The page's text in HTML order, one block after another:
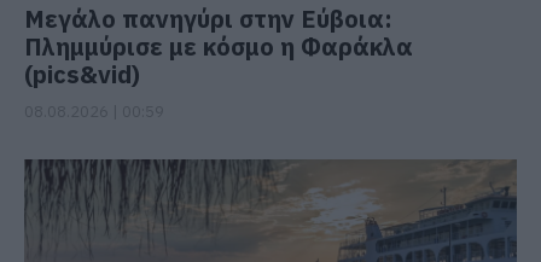
Μεγάλο πανηγύρι στην Εύβοια:
Πλημμύρισε με κόσμο η Φαράκλα
(pics&vid)